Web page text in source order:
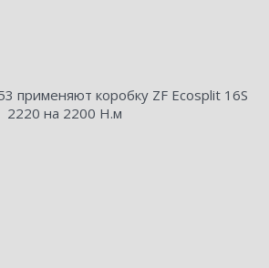
применяют коробку ZF Ecosplit 16S
2220 на 2200 Н.м